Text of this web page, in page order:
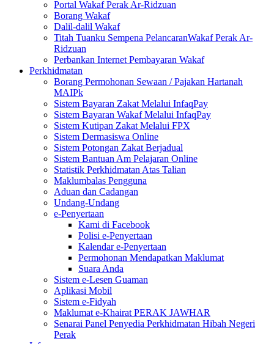
Portal Wakaf Perak Ar-Ridzuan
Borang Wakaf
Dalil-dalil Wakaf
Titah Tuanku Sempena PelancaranWakaf Perak Ar-
Ridzuan
Perbankan Internet Pembayaran Wakaf
Perkhidmatan
Borang Permohonan Sewaan / Pajakan Hartanah
MAIPk
Sistem Bayaran Zakat Melalui InfaqPay
Sistem Bayaran Wakaf Melalui InfaqPay
Sistem Kutipan Zakat Melalui FPX
Sistem Dermasiswa Online
Sistem Potongan Zakat Berjadual
Sistem Bantuan Am Pelajaran Online
Statistik Perkhidmatan Atas Talian
Maklumbalas Pengguna
Aduan dan Cadangan
Undang-Undang
e-Penyertaan
Kami di Facebook
Polisi e-Penyertaan
Kalendar e-Penyertaan
Permohonan Mendapatkan Maklumat
Suara Anda
Sistem e-Lesen Guaman
Aplikasi Mobil
Sistem e-Fidyah
Maklumat e-Khairat PERAK JAWHAR
Senarai Panel Penyedia Perkhidmatan Hibah Negeri
Perak